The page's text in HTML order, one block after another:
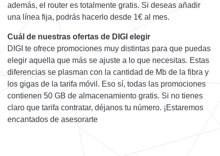
además, el router es totalmente gratis. Si deseas añadir
una línea fija, podrás hacerlo desde 1€ al mes.
Cuál de nuestras ofertas de DIGI elegir
DIGI te ofrece promociones muy distintas para que puedas
elegir aquella que más se ajuste a lo que necesitas. Estas
diferencias se plasman con la cantidad de Mb de la fibra y
los gigas de la tarifa móvil. Eso sí, todas las promociones
contienen 50 GB de almacenamiento gratis. Si no tienes
claro que tarifa contratar, déjanos tu número. ¡Estaremos
encantados de asesorarte